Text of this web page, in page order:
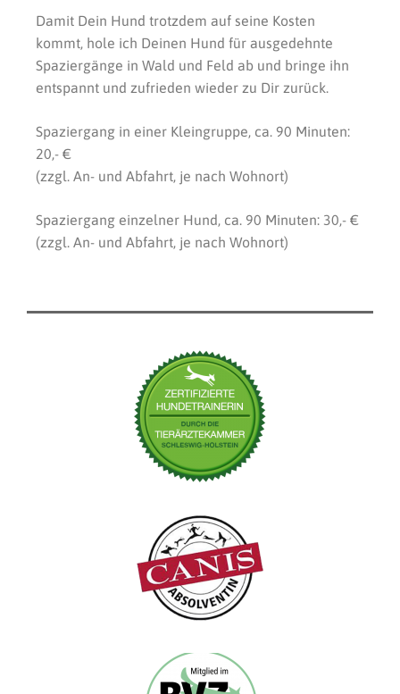
Damit Dein Hund trotzdem auf seine Kosten
kommt, hole ich Deinen Hund für ausgedehnte
Spaziergänge in Wald und Feld ab und bringe ihn
entspannt und zufrieden wieder zu Dir zurück.
Spaziergang in einer Kleingruppe, ca. 90 Minuten:
20,- €
(zzgl. An- und Abfahrt, je nach Wohnort)
Spaziergang einzelner Hund, ca. 90 Minuten: 30,- €
(zzgl. An- und Abfahrt, je nach Wohnort)